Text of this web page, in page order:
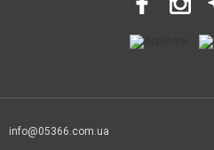
info@05366.com.ua